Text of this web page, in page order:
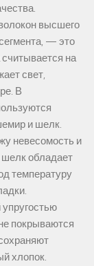
высшего
— это
считывается на
свет,
В
и шелк.
невесомость и
шелк обладает
температуру
покрываются
хлопок.